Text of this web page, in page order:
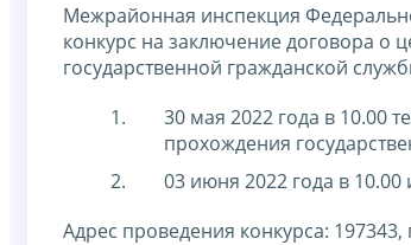
Межрайонная инспекция
конкурс на заключение договора о
государственной гражданской
30 мая 2022 года в 10.00
прохождения
03 июня 2022 года в
Адрес проведения конкурса: